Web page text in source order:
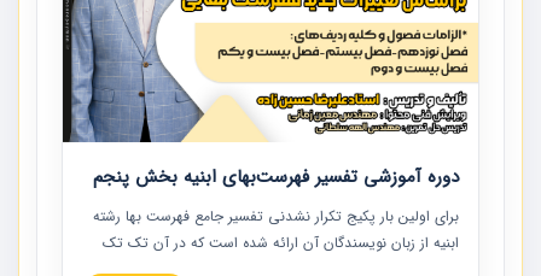
دوره آموزشی تفسیر فهرست‌بهای ابنیه بخش پنجم
برای اولین بار پکیج تکرار نشدنی تفسیر جامع فهرست بها رشته
ابنیه از زبان نویسندگان آن ارائه شده است که در آن تک تک
ردیف ها و مطالب فهرست بها تفسیر و ارائه شده است. این